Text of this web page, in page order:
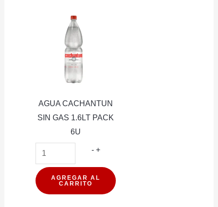
AGUA CACHANTUN
SIN GAS 1.6LT PACK
6U
- AGUA
SIN
GAS
+
AGREGAR AL
CARRITO